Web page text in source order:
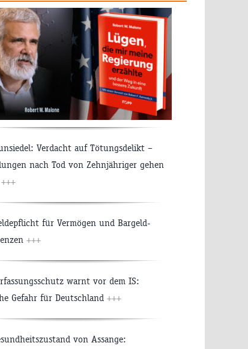
Verdacht auf Tötungsdelikt –
nach Tod von Zehnjähriger gehen
+++
für Vermögen und Bargeld-
+++
warnt vor dem IS:
Gefahr für Deutschland +++
von Assange: